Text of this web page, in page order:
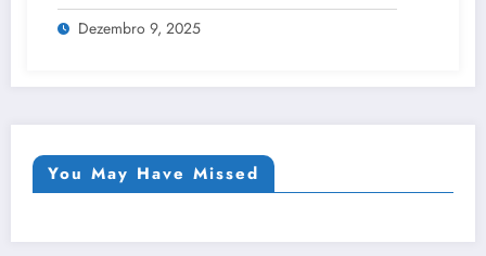
Dezembro 9, 2025
You May Have Missed